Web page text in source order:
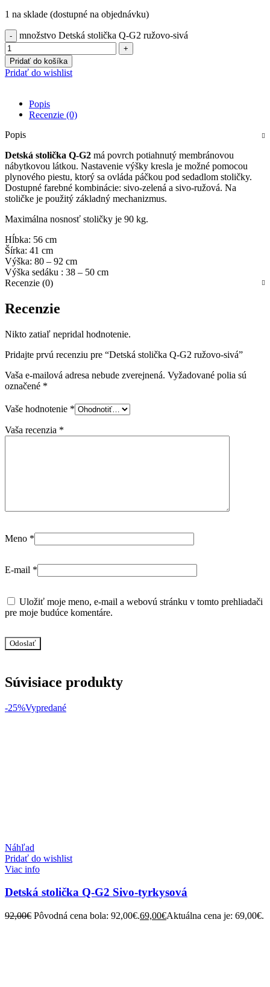
1 na sklade (dostupné na objednávku)
množstvo Detská stolička Q-G2 ružovo-sivá
Pridať do košíka
Pridať do wishlist
Popis
Recenzie (0)
Popis
Detská stolička Q-G2 má povrch potiahnutý membránovou
nábytkovou látkou. Nastavenie výšky kresla je možné pomocou
plynového piestu, ktorý sa ovláda páčkou pod sedadlom stoličky.
Dostupné farebné kombinácie: sivo-zelená a sivo-ružová. Na
stoličke je použitý základný mechanizmus.
Maximálna nosnosť stoličky je 90 kg.
Hĺbka: 56 cm
Šírka: 41 cm
Výška: 80 – 92 cm
Výška sedáku : 38 – 50 cm
Recenzie (0)
Recenzie
Nikto zatiaľ nepridal hodnotenie.
Pridajte prvú recenziu pre “Detská stolička Q-G2 ružovo-sivá”
Vaša e-mailová adresa nebude zverejnená. Vyžadované polia sú
označené *
Vaše hodnotenie *
Vaša recenzia *
Meno *
E-mail *
Uložiť moje meno, e-mail a webovú stránku v tomto prehliadači
pre moje budúce komentáre.
Súvisiace produkty
-25%Vypredané
Náhľad
Pridať do wishlist
Viac info
Detská stolička Q-G2 Sivo-tyrkysová
92,00€ Pôvodná cena bola: 92,00€.69,00€Aktuálna cena je: 69,00€.